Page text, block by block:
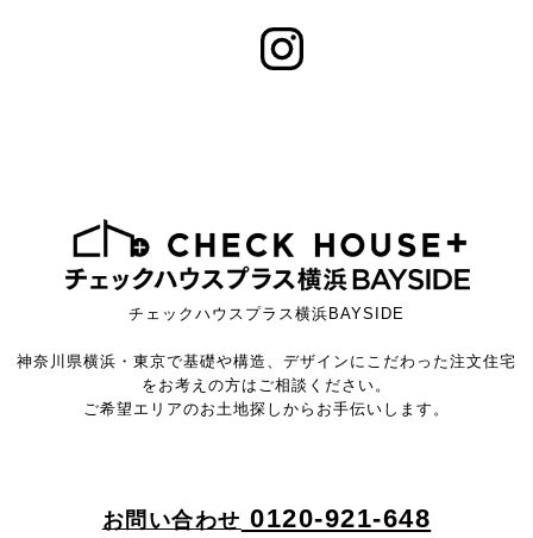
チェックハウスプラス横浜BAYSIDE
神奈川県横浜・東京で基礎や構造、デザインにこだわった注文住宅
をお考えの方はご相談ください。
ご希望エリアのお土地探しからお手伝いします。
お問い合わせ 0120-921-648